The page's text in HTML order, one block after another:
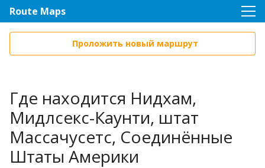
Route Maps
Проложить новый маршрут
Где находится Нидхам,
Мидлсекс-Каунти, штат
Массачусетс, Соединённые
Штаты Америки